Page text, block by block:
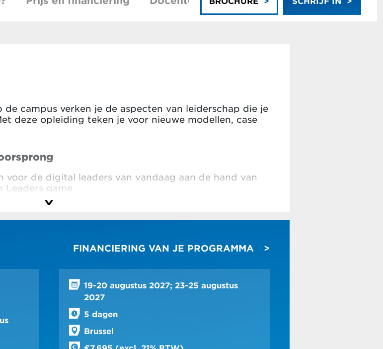
campus verken je de aspecten van leiderschap die je
deze opleiding teken je voor nieuwe modellen, case
voor de digital leaders van vandaag aan de hand van
Leaders game
die je organisatie moet omarmen door de digital
bij jezelf en anderen
van je teams ontketent
creëert dankzij experiment
FINANCIERING VAN JE PROGRAMMA
19-20 augustus 2027; 23-25 augustus
2027
5 dagen
Brussel